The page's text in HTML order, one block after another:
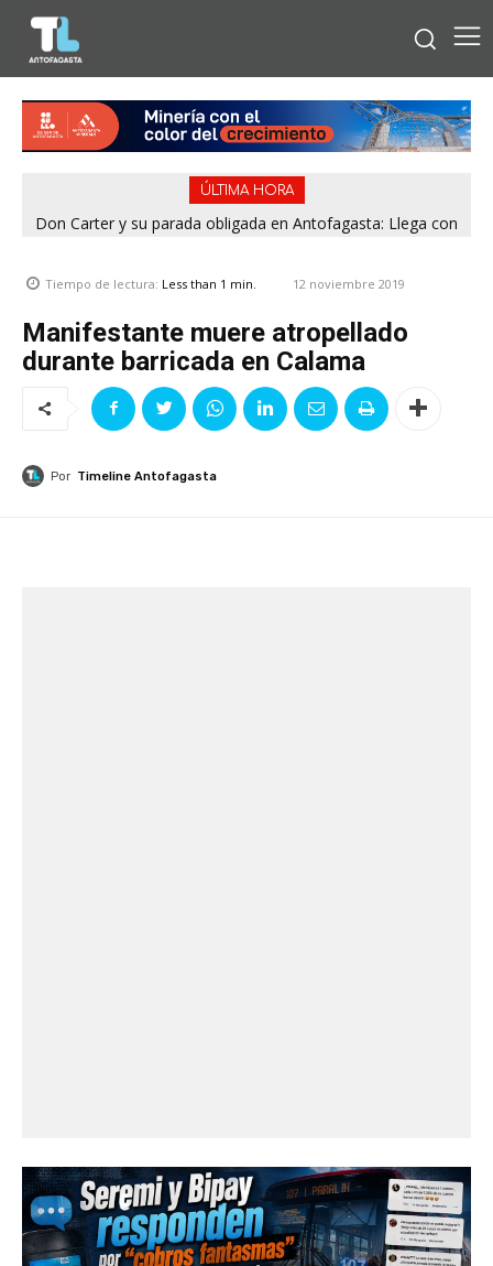
ÚLTIMA HORA
Don Carter y su parada obligada en Antofagasta: Llega con
Tiempo de lectura: Less than 1 min. 12 noviembre 2019
Manifestante muere atropellado
durante barricada en Calama
Por Timeline Antofagasta